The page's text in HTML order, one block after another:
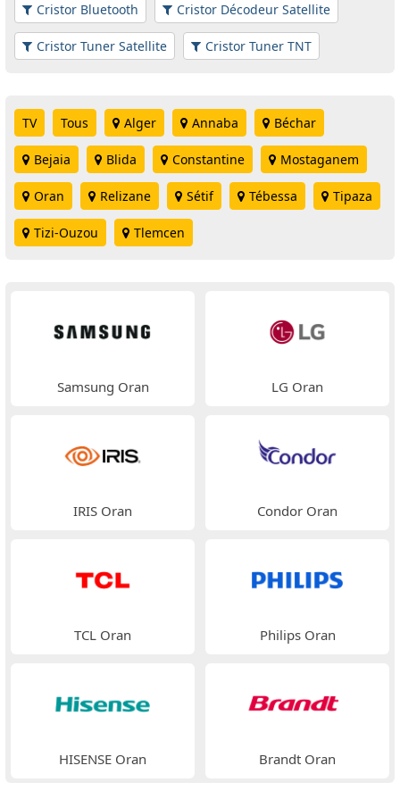
Cristor Bluetooth Cristor Décodeur Satellite
Cristor Tuner Satellite Cristor Tuner TNT
TV Tous Alger Annaba Béchar
Bejaia Blida Constantine Mostaganem
Oran Relizane Sétif Tébessa Tipaza
Tizi-Ouzou Tlemcen
Samsung Oran LG Oran
IRIS Oran Condor Oran
TCL Oran Philips Oran
HISENSE Oran Brandt Oran